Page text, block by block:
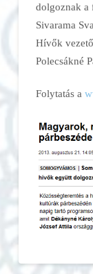
dolgoznak a
Sivarama
Hívők
Polecsákné
Folytatás a